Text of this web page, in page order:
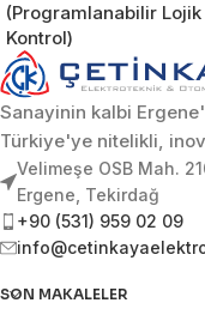
(Programlanabilir Lojik
Kontrol)
Sanayinin kalbi
Türkiye'ye nitelikli,
Velimeşe OSB Mah.
Ergene, Tekirdağ
+90 (531) 959 02 09
SON MAKALELER